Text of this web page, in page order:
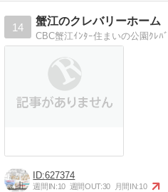
14
蟹江のクレバリーホーム
627374
週間IN:10 週間OUT:30 月間IN:10